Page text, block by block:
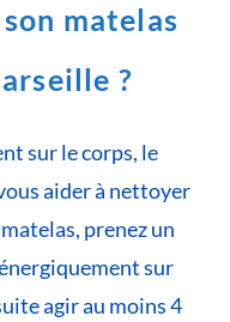
matelas
?
sur le corps, le
aider à nettoyer
prenez un
sur
agir au moins 4